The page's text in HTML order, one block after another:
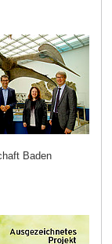
Baden